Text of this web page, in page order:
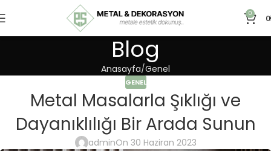
0 0
Blog
Anasayfa Genel
GENEL
Metal Masalarla Şıklığı ve
Dayanıklılığı Bir Arada Sunun
adminOn 30 Haziran 2023